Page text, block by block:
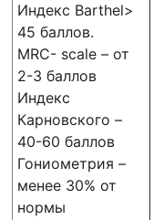
Индекс Barthel>
45 баллов.
MRC- scale – от
2-3 баллов
Индекс
Карновского –
40-60 баллов
Гониометрия –
менее 30% от
нормы